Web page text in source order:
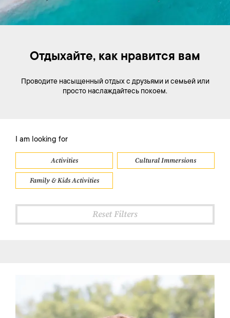
Отдыхайте, как нравится вам
Проводите насыщенный отдых с друзьями и семьей или
просто наслаждайтесь покоем.
I am looking for
Activities Cultural Immersions
Family & Kids Activities
Reset Filters